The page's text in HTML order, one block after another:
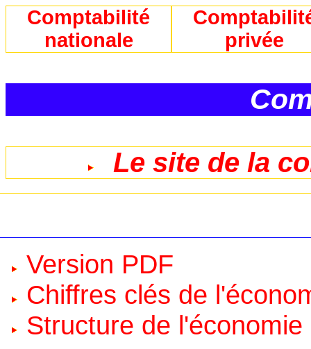
Comptabilité
nationale
privée
Le site de la
Version PDF
Chiffres clés de
Structure de l'économie